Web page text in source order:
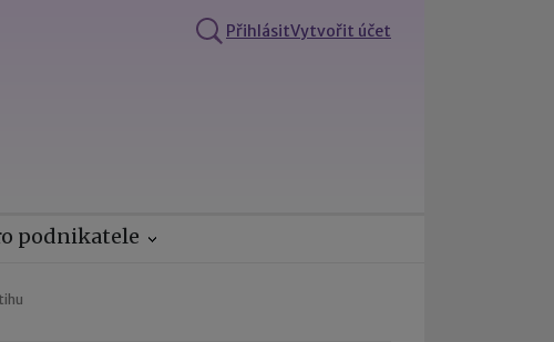
PřihlásitVytvořit účet
podnikatele